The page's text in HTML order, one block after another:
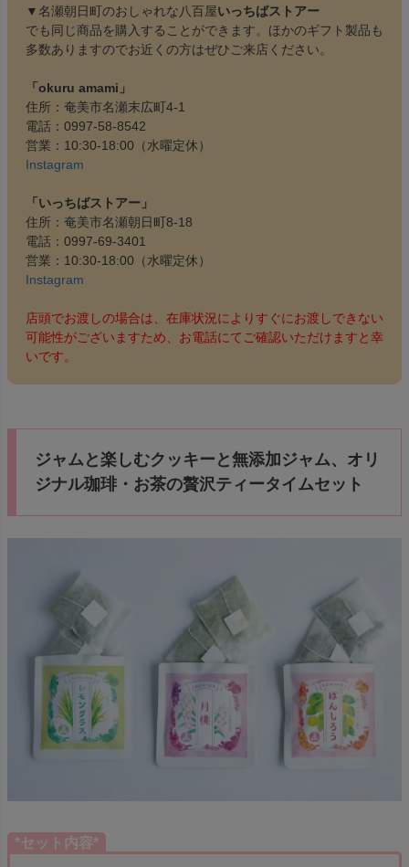
▼名瀬朝日町のおしゃれな八百屋いっちばストアー
でも同じ商品を購入することができます。ほかのギフト製品も
多数ありますのでお近くの方はぜひご来店ください。
「okuru amami」
住所：奄美市名瀬末広町4-1
電話：0997-58-8542
営業：10:30-18:00（水曜定休）
Instagram
「いっちばストアー」
住所：奄美市名瀬朝日町8-18
電話：0997-69-3401
営業：10:30-18:00（水曜定休）
Instagram
店頭でお渡しの場合は、在庫状況によりすぐにお渡しできない
可能性がございますため、お電話にてご確認いただけますと幸
いです。
ジャムと楽しむクッキーと無添加ジャム、オリ
ジナル珈琲・お茶の贅沢ティータイムセット
*セット内容*